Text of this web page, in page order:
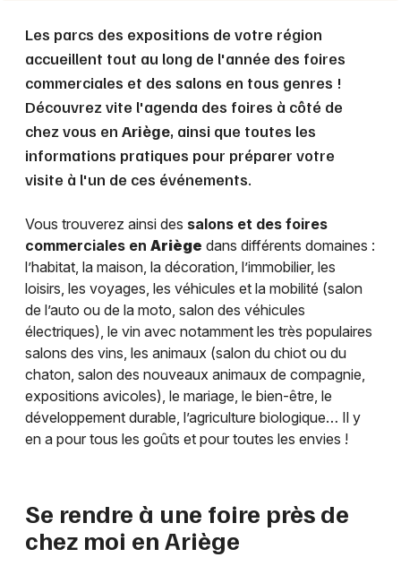
Les parcs des expositions de votre région
accueillent tout au long de l'année des foires
commerciales et des salons en tous genres !
Découvrez vite l'agenda des foires à côté de
chez vous en Ariège, ainsi que toutes les
informations pratiques pour préparer votre
visite à l'un de ces événements.
Vous trouverez ainsi des salons et des foires
commerciales en Ariège dans différents domaines :
l’habitat, la maison, la décoration, l’immobilier, les
loisirs, les voyages, les véhicules et la mobilité (salon
de l’auto ou de la moto, salon des véhicules
électriques), le vin avec notamment les très populaires
salons des vins, les animaux (salon du chiot ou du
chaton, salon des nouveaux animaux de compagnie,
expositions avicoles), le mariage, le bien-être, le
développement durable, l’agriculture biologique… Il y
en a pour tous les goûts et pour toutes les envies !
Se rendre à une foire près de
chez moi en Ariège